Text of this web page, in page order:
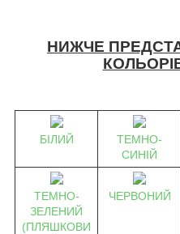
НИЖЧЕ
БІЛИЙ
ТЕМНО-
СИНІЙ
ТЕМНО-
ЗЕЛЕНИЙ
(ПЛЯШКОВИ
ЧЕРВОНИЙ